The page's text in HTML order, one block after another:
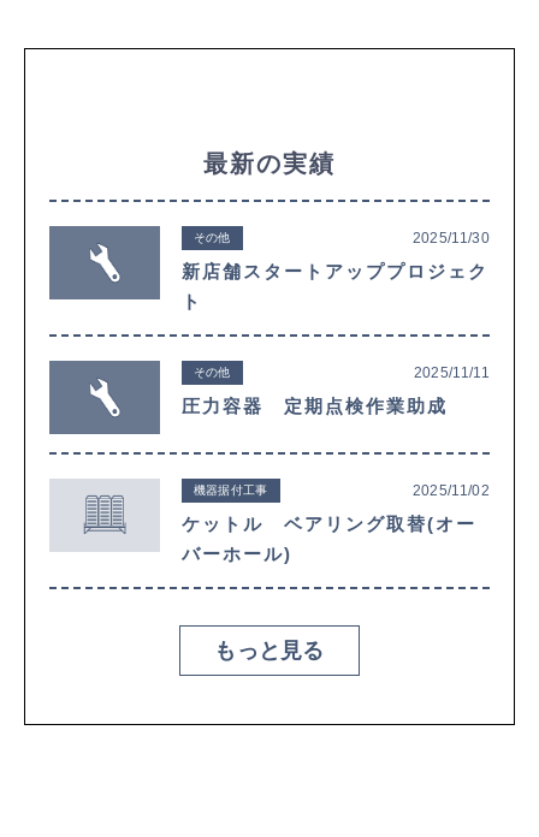
最新の実績
その他 2025/11/30
新店舗スタートアッププロジェク
ト
その他 2025/11/11
圧力容器 定期点検作業助成
機器据付工事 2025/11/02
ケットル ベアリング取替(オー
バーホール)
もっと見る